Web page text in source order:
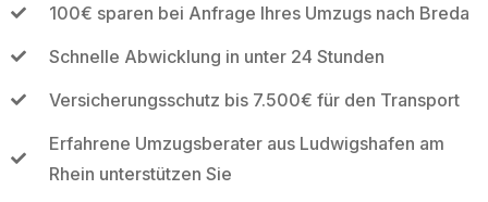
100€ sparen bei Anfrage Ihres Umzugs nach Breda
Schnelle Abwicklung in unter 24 Stunden
Versicherungsschutz bis 7.500€ für den Transport
Erfahrene Umzugsberater aus Ludwigshafen am
Rhein unterstützen Sie